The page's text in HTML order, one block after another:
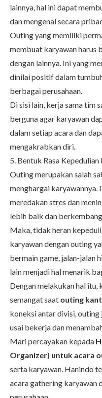
lainnya, hal ini dapat
dan mengenal secara
Outing yang memiliki
membuat karyawan harus
dengan lainnya. Ini yang
dinilai positif dalam
berbagai perusahaan.
Di sisi lain, kerja sama tim
berguna agar karyawan
dalam setiap acara dan
mengakrabkan diri.
5. Bentuk Rasa
Outing merupakan salah
menghargai karyawannya.
meredakan stres dan
lebih baik dan berkembang
Maka, tidak heran
karyawan dengan outing
bermain game, jalan-jalan
lain menjadi hal menarik
Dengan melakukan hal itu,
semangat saat outing
koneksi antar divisi,
usai bekerja dan
Mari percayakan kepada
Organizer) untuk acara
serta karyawan. Hanindo
acara gathering karyawan